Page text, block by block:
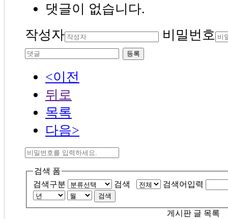
댓글이 없습니다.
작성자
비밀번호
등록
<이전
뒤로
목록
다음>
검색 폼
검색구분
검색 검색어입력
검색
게시판 글 목록